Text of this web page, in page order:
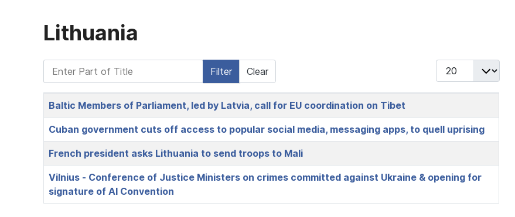
Lithuania
Enter Part of Title Filter Clear Display #
Title
Baltic Members of Parliament, led by Latvia, call for EU coordination on Tibet
Cuban government cuts off access to popular social media, messaging apps, to quell uprising
French president asks Lithuania to send troops to Mali
Vilnius - Conference of Justice Ministers on crimes committed against Ukraine & opening for
signature of AI Convention